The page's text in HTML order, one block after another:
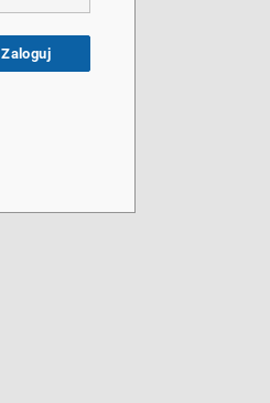
Zaloguj